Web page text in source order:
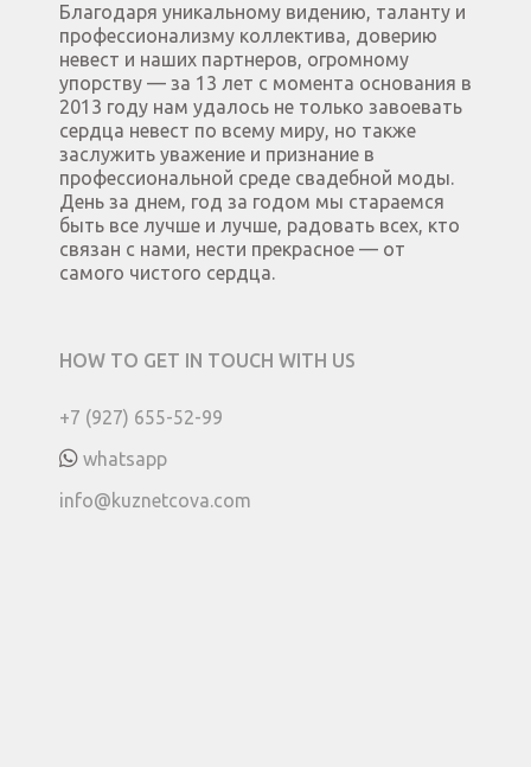
Благодаря уникальному видению, таланту и
профессионализму коллектива, доверию
невест и наших партнеров, огромному
упорству — за 13 лет с момента основания в
2013 году нам удалось не только завоевать
сердца невест по всему миру, но также
заслужить уважение и признание в
профессиональной среде свадебной моды.
День за днем, год за годом мы стараемся
быть все лучше и лучше, радовать всех, кто
связан с нами, нести прекрасное — от
самого чистого сердца.
HOW TO GET IN TOUCH WITH US
+7 (927) 655-52-99
whatsapp
info@kuznetcova.com